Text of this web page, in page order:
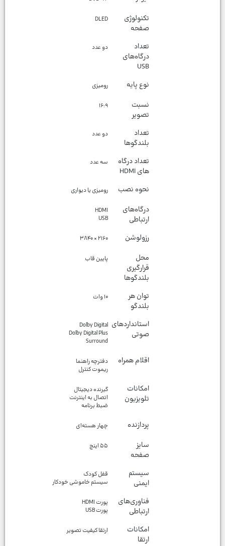
تکنولوژی
صفحه
DLED
تعداد
درگاه‌های
USB
دو عدد
نوع پایه رومیزی
نسبت
تصویر
۱۶:۹
تعداد
بلندگوها
دو عدد
تعداد درگاه
های HDMI
سه عدد
نحوه نصب رومیزی یا دیواری
درگاه‌های
ارتباطی
HDMI
USB
رزولوشن ۲۱۶۰ × ۳۸۴۰
محل
قرارگیری
بلندگوها
پایین قاب
توان هر
بلندگو
۱۰ وات
استانداردهای
صوتی
Dolby Digital
Dolby Digital Plus
Surround
اقلام همراه
دفترچه راهنما
ریموت کنترل
امکانات
تلویزیون
گیرنده دیجیتال
اتصال به اینترنت
ضبط برنامه
پردازنده چهار هسته‌ای
سایز
صفحه
۵۵ اینچ
سیستم
ایمنی
قفل کودک
سیستم خاموشی خودکار
فناوری‌های
ارتباطی
پورت HDMI
پورت USB
امکانات
ارتقا
ارتقا کیفیت تصویر